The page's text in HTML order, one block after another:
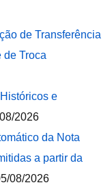
de Transferência
de Troca
e
2026
da Nota
a partir da
08/2026